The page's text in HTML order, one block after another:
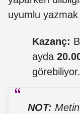
uyumlu
Kazanç:
ayda
görebiliyor.
NOT: